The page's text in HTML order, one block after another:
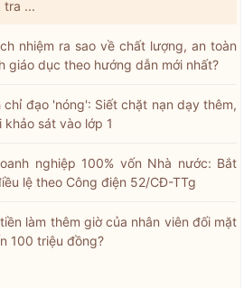
tra ...
nhiệm ra sao về chất lượng, an toàn
giáo dục theo hướng dẫn mới nhất?
chỉ đạo 'nóng': Siết chặt nạn dạy thêm,
sát vào lớp 1
nghiệp 100% vốn Nhà nước: Bắt
lệ theo Công điện 52/CĐ-TTg
làm thêm giờ của nhân viên đối mặt
100 triệu đồng?